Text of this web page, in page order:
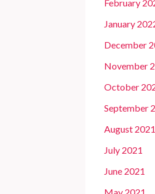
February
January
December
November
October
September
August 2021
July 2021
June 2021